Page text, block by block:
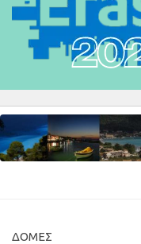
ΔΟΜΈΣ